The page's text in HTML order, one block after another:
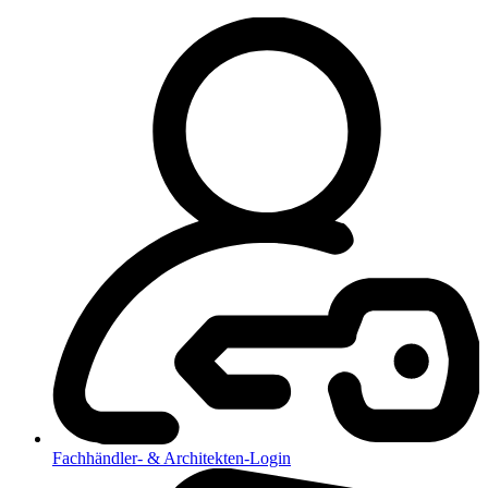
Fachhändler- & Architekten-Login